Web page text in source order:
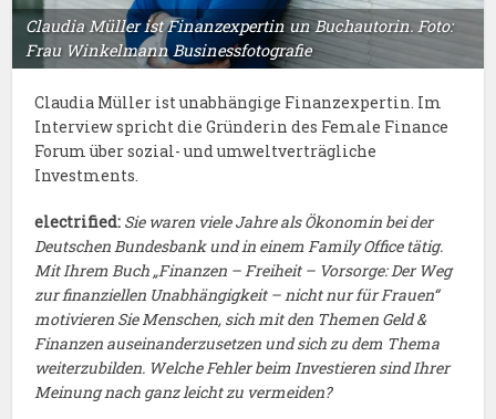
Claudia Müller ist Finanzexpertin un Buchautorin. Foto:
Frau Winkelmann Businessfotografie
Claudia Müller ist unabhängige Finanzexpertin. Im
Interview spricht die Gründerin des Female Finance
Forum über sozial- und umweltverträgliche
Investments.
electrified: Sie waren viele Jahre als Ökonomin bei der
Deutschen Bundesbank und in einem Family Office tätig.
Mit Ihrem Buch „Finanzen – Freiheit – Vorsorge: Der Weg
zur finanziellen Unabhängigkeit – nicht nur für Frauen“
motivieren Sie Menschen, sich mit den Themen Geld &
Finanzen auseinanderzusetzen und sich zu dem Thema
weiterzubilden. Welche Fehler beim Investieren sind Ihrer
Meinung nach ganz leicht zu vermeiden?